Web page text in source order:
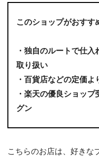
このショップがおすす
・ 独自のルートで仕入
取り扱い
・ 百貨店などの定価よ
・ 楽天の優良ショップ
グン
こちらのお店は、好きな